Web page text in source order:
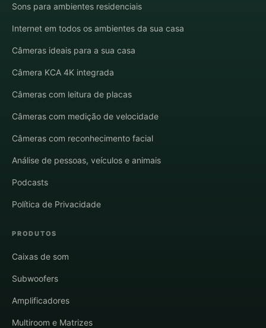
Sons para ambientes residenciais
Internet em todos os ambientes da sua casa
Câmeras ideais para a sua casa
Câmera KCA 4K integrada
Câmeras com leitura de placas
Câmeras com medição de velocidade
Câmeras com reconhecimento facial
Análise de pessoas, veículos e animais
Podcasts
Política de Privacidade
PRODUTOS
Caixas de som
Subwoofers
Amplificadores
Multiroom e Matrizes